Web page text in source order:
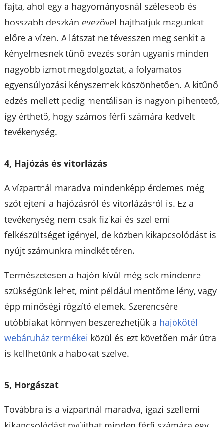
fajta, ahol egy a hagyományosnál szélesebb és
hosszabb deszkán evezővel hajthatjuk magunkat
előre a vízen. A látszat ne tévesszen meg senkit a
kényelmesnek tűnő evezés során ugyanis minden
nagyobb izmot megdolgoztat, a folyamatos
egyensúlyozási kényszernek köszönhetően. A kitűnő
edzés mellett pedig mentálisan is nagyon pihentető,
így érthető, hogy számos férfi számára kedvelt
tevékenység.
4, Hajózás és vitorlázás
A vízpartnál maradva mindenképp érdemes még
szót ejteni a hajózásról és vitorlázásról is. Ez a
tevékenység nem csak fizikai és szellemi
felkészültséget igényel, de közben kikapcsolódást is
nyújt számunkra mindkét téren.
Természetesen a hajón kívül még sok mindenre
szükségünk lehet, mint például mentőmellény, vagy
épp minőségi rögzítő elemek. Szerencsére
utóbbiakat könnyen beszerezhetjük a hajókötél
webáruház termékei közül és ezt követően már útra
is kellhetünk a habokat szelve.
5, Horgászat
Továbbra is a vízpartnál maradva, igazi szellemi